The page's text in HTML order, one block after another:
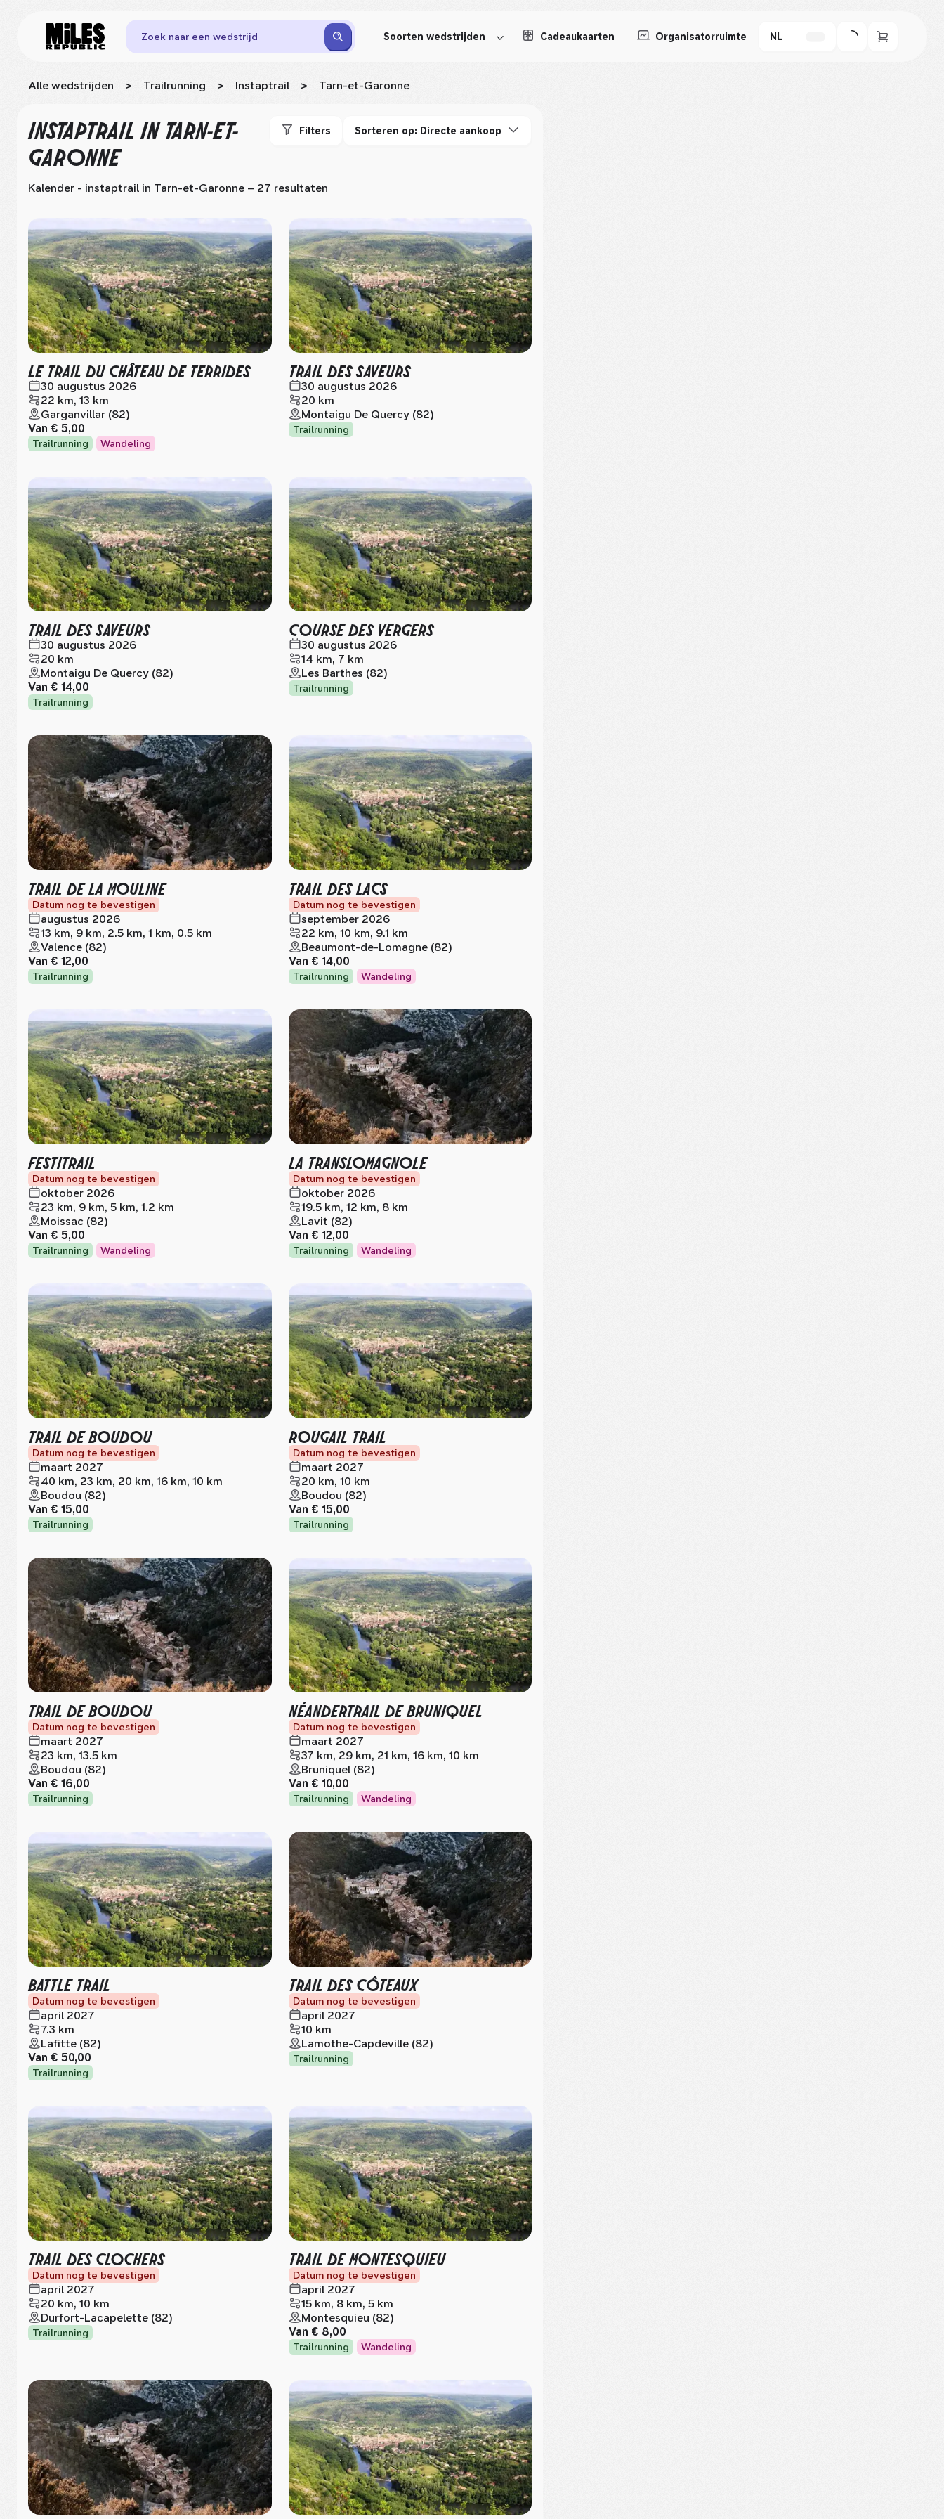
Zoek naar een wedstrijd Soorten wedstrijden Cadeaukaarten Organisatorruimte NL
Alle wedstrijden > Trailrunning > Instaptrail > Tarn-et-Garonne
INSTAPTRAIL IN TARN-ET-
GARONNE
Filters Sorteren op: Directe aankoop
Kalender - instaptrail in Tarn-et-Garonne – 27 resultaten
LE TRAIL DU CHÂTEAU DE TERRIDES
30 augustus 2026
22 km, 13 km
Garganvillar (82)
Van € 5,00
Trailrunning Wandeling
TRAIL DES SAVEURS
30 augustus 2026
20 km
Montaigu De Quercy (82)
Trailrunning
TRAIL DES SAVEURS
30 augustus 2026
20 km
Montaigu De Quercy (82)
Van € 14,00
Trailrunning
COURSE DES VERGERS
30 augustus 2026
14 km, 7 km
Les Barthes (82)
Trailrunning
TRAIL DE LA MOULINE
Datum nog te bevestigen
augustus 2026
13 km, 9 km, 2.5 km, 1 km, 0.5 km
Valence (82)
Van € 12,00
Trailrunning
TRAIL DES LACS
Datum nog te bevestigen
september 2026
22 km, 10 km, 9.1 km
Beaumont-de-Lomagne (82)
Van € 14,00
Trailrunning Wandeling
FESTITRAIL
Datum nog te bevestigen
oktober 2026
23 km, 9 km, 5 km, 1.2 km
Moissac (82)
Van € 5,00
Trailrunning Wandeling
LA TRANSLOMAGNOLE
Datum nog te bevestigen
oktober 2026
19.5 km, 12 km, 8 km
Lavit (82)
Van € 12,00
Trailrunning Wandeling
TRAIL DE BOUDOU
Datum nog te bevestigen
maart 2027
40 km, 23 km, 20 km, 16 km, 10 km
Boudou (82)
Van € 15,00
Trailrunning
ROUGAIL TRAIL
Datum nog te bevestigen
maart 2027
20 km, 10 km
Boudou (82)
Van € 15,00
Trailrunning
TRAIL DE BOUDOU
Datum nog te bevestigen
maart 2027
23 km, 13.5 km
Boudou (82)
Van € 16,00
Trailrunning
NÉANDERTRAIL DE BRUNIQUEL
Datum nog te bevestigen
maart 2027
37 km, 29 km, 21 km, 16 km, 10 km
Bruniquel (82)
Van € 10,00
Trailrunning Wandeling
BATTLE TRAIL
Datum nog te bevestigen
april 2027
7.3 km
Lafitte (82)
Van € 50,00
Trailrunning
TRAIL DES CÔTEAUX
Datum nog te bevestigen
april 2027
10 km
Lamothe-Capdeville (82)
Trailrunning
TRAIL DES CLOCHERS
Datum nog te bevestigen
april 2027
20 km, 10 km
Durfort-Lacapelette (82)
Trailrunning
TRAIL DE MONTESQUIEU
Datum nog te bevestigen
april 2027
15 km, 8 km, 5 km
Montesquieu (82)
Van € 8,00
Trailrunning Wandeling